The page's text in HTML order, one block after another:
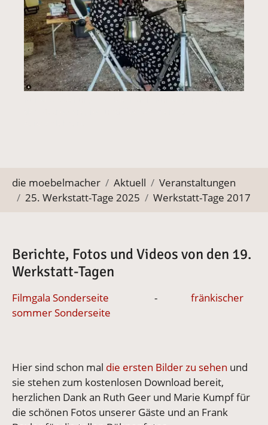
die moebelmacher Aktuell
Veranstaltungen
25. Werkstatt-Tage 2025
Werkstatt-Tage 2017
Berichte, Fotos und Videos von den 19.
Werkstatt-Tagen
Filmgala Sonderseite - fränkischer
sommer Sonderseite
Hier sind schon mal die ersten Bilder zu sehen und
sie stehen zum kostenlosen Download bereit,
herzlichen Dank an Ruth Geer und Marie Kumpf für
die schönen Fotos unserer Gäste und an Frank